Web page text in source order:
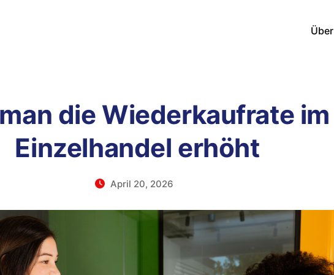
Über
die Wiederkaufrate im
Einzelhandel erhöht
April 20, 2026